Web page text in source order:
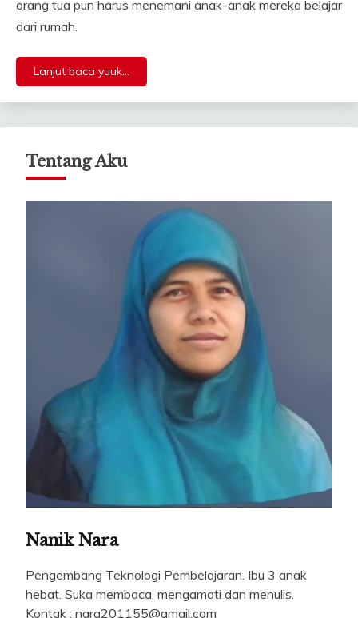
orang tua pun harus menemani anak-anak mereka belajar
dari rumah.
Lanjut baca yuuk...
Tentang Aku
Nanik Nara
Pengembang Teknologi Pembelajaran. Ibu 3 anak
hebat. Suka membaca, mengamati dan menulis.
Kontak : nara201155@gmail.com